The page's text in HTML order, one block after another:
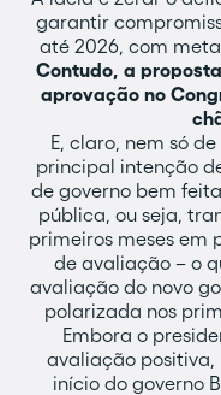
garantir
até 2026, com
Contudo, a
aprovação no
E, claro, nem só
principal intenção
de governo bem
pública, ou seja,
primeiros meses em
de avaliação – o
avaliação do novo
polarizada nos
Embora o
avaliação positiva,
início do governo